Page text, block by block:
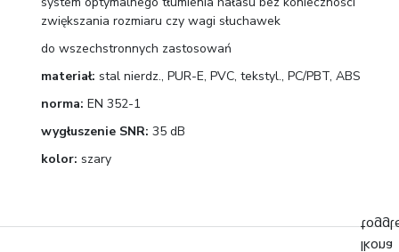
zwiększania rozmiaru czy wagi słuchawek
do wszechstronnych zastosowań
materiał: stal nierdz., PUR-E, PVC, tekstyl., PC/PBT, ABS
norma: EN 352-1
wygłuszenie SNR: 35 dB
kolor: szary